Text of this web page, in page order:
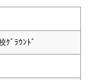
ｸﾞﾗｳﾝﾄﾞ